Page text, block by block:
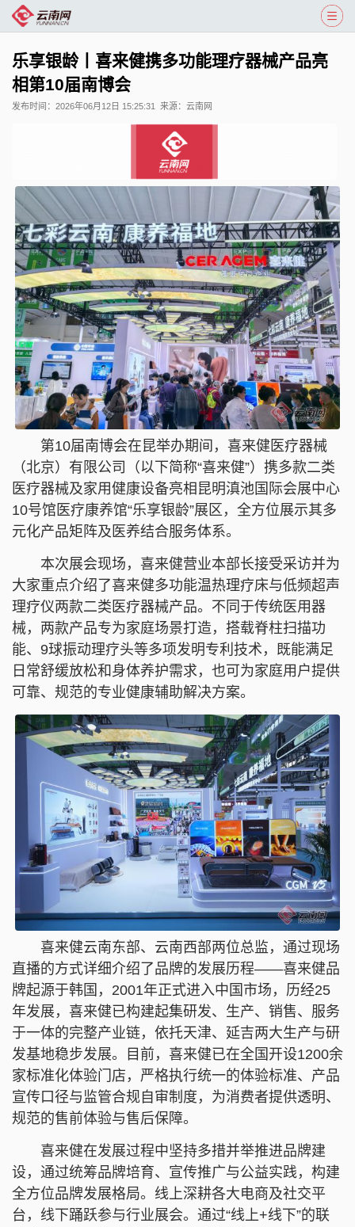
乐享银龄丨喜来健携多功能理疗器械产品亮
相第10届南博会
发布时间： 2026年06月12日 15:25:31 来源： 云南网
第10届南博会在昆举办期间，喜来健医疗器械
（北京）有限公司（以下简称“喜来健”）携多款二类
医疗器械及家用健康设备亮相昆明滇池国际会展中心
10号馆医疗康养馆“乐享银龄”展区，全方位展示其多
元化产品矩阵及医养结合服务体系。
本次展会现场，喜来健营业本部长接受采访并为
大家重点介绍了喜来健多功能温热理疗床与低频超声
理疗仪两款二类医疗器械产品。不同于传统医用器
械，两款产品专为家庭场景打造，搭载脊柱扫描功
能、9球振动理疗头等多项发明专利技术，既能满足
日常舒缓放松和身体养护需求，也可为家庭用户提供
可靠、规范的专业健康辅助解决方案。
喜来健云南东部、云南西部两位总监，通过现场
直播的方式详细介绍了品牌的发展历程——喜来健品
牌起源于韩国，2001年正式进入中国市场，历经25
年发展，喜来健已构建起集研发、生产、销售、服务
于一体的完整产业链，依托天津、延吉两大生产与研
发基地稳步发展。目前，喜来健已在全国开设1200余
家标准化体验门店，严格执行统一的体验标准、产品
宣传口径与监管合规自审制度，为消费者提供透明、
规范的售前体验与售后保障。
喜来健在发展过程中坚持多措并举推进品牌建
设，通过统筹品牌培育、宣传推广与公益实践，构建
全方位品牌发展格局。线上深耕各大电商及社交平
台，线下踊跃参与行业展会。通过“线上+线下”的联